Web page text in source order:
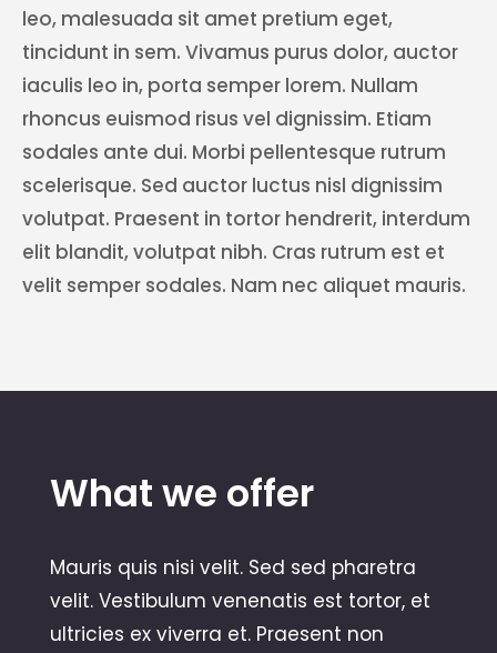
leo, malesuada sit amet pretium eget,
tincidunt in sem. Vivamus purus dolor, auctor
iaculis leo in, porta semper lorem. Nullam
rhoncus euismod risus vel dignissim. Etiam
sodales ante dui. Morbi pellentesque rutrum
scelerisque. Sed auctor luctus nisl dignissim
volutpat. Praesent in tortor hendrerit, interdum
elit blandit, volutpat nibh. Cras rutrum est et
velit semper sodales. Nam nec aliquet mauris.
What we offer
Mauris quis nisi velit. Sed sed pharetra
velit. Vestibulum venenatis est tortor, et
ultricies ex viverra et. Praesent non